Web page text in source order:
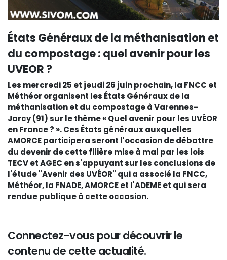
États Généraux de la méthanisation et
du compostage : quel avenir pour les
UVEOR ?
Les mercredi 25 et jeudi 26 juin prochain, la FNCC et
Méthéor organisent les États Généraux de la
méthanisation et du compostage à Varennes-
Jarcy (91) sur le thème « Quel avenir pour les UVÉOR
en France ? ». Ces États généraux auxquelles
AMORCE participera seront l'occasion de débattre
du devenir de cette filière mise à mal par les lois
TECV et AGEC en s'appuyant sur les conclusions de
l'étude "Avenir des UVÉOR" qui a associé la FNCC,
Méthéor, la FNADE, AMORCE et l'ADEME et qui sera
rendue publique à cette occasion.
Connectez-vous pour découvrir le
contenu de cette actualité.